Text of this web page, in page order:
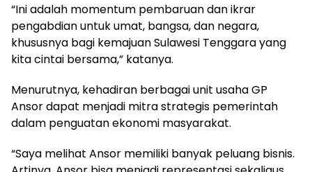
“Ini adalah momentum pembaruan dan ikrar
pengabdian untuk umat, bangsa, dan negara,
khususnya bagi kemajuan Sulawesi Tenggara yang
kita cintai bersama,” katanya.
Menurutnya, kehadiran berbagai unit usaha GP
Ansor dapat menjadi mitra strategis pemerintah
dalam penguatan ekonomi masyarakat.
“Saya melihat Ansor memiliki banyak peluang bisnis.